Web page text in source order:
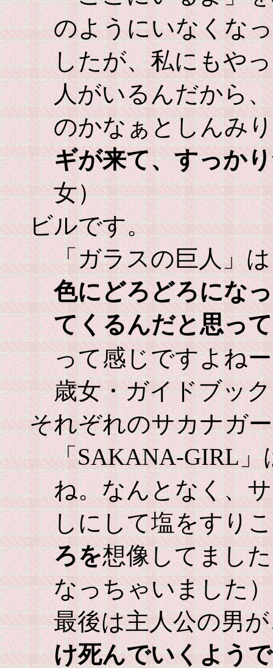
のようにいなくな
したが、私にもや
人がいるんだから
のかなぁとしんみ
ギが来て、すっか
女）
ビルです。
「ガラスの巨人」
色にどろどろにな
てくるんだと思っ
って感じですよね
歳女・ガイドブッ
それぞれのサカナガ
「SAKANA-GIRL
ね。なんとなく、
しにして塩をすり
ろを想像してまし
なっちゃいました）
最後は主人公の男
け死んでいくよう